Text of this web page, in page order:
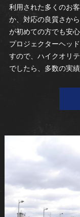
利用された多くのお
か、対応の良質さか
が初めての方でも安
プロジェクターヘッ
すので、ハイクオリ
でしたら、多数の実